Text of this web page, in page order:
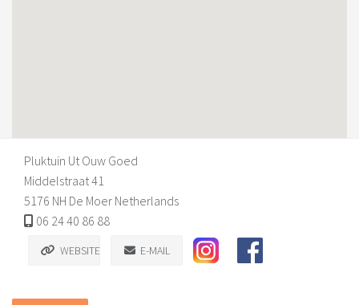
Pluktuin Ut Ouw Goed
Middelstraat 41
5176 NH De Moer Netherlands
06 24 40 86 88
WEBSITE E-MAIL